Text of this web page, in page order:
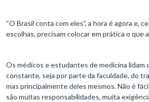
“O Brasil conta com eles”, a hora é agora e,
escolhas, precisam colocar em prática o que
Os médicos e estudantes de medicina lidam
constante, seja por parte da faculdade, do
mas principalmente deles mesmos. Não é
são muitas responsabilidades, muita